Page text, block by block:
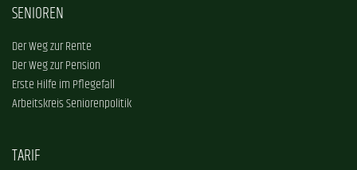
SENIOREN
Der Weg zur Rente
Der Weg zur Pension
Erste Hilfe im Pflegefall
Arbeitskreis Seniorenpolitik
TARIF